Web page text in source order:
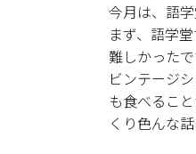
今月は、語
まず、語学
難しかった
ビンテージ
も食べるこ
くり色んな